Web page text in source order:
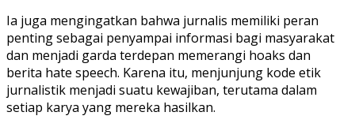
Ia juga mengingatkan bahwa jurnalis memiliki peran
penting sebagai penyampai informasi bagi masyarakat
dan menjadi garda terdepan memerangi hoaks dan
berita hate speech. Karena itu, menjunjung kode etik
jurnalistik menjadi suatu kewajiban, terutama dalam
setiap karya yang mereka hasilkan.